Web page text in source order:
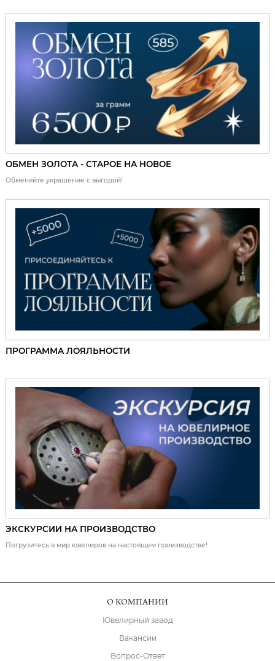
ОБМЕН ЗОЛОТА - СТАРОЕ НА НОВОЕ
Обменяйте украшение с выгодой!
ПРОГРАММА ЛОЯЛЬНОСТИ
ЭКСКУРСИИ НА ПРОИЗВОДСТВО
Погрузитесь в мир ювелиров на настоящем производстве!
О КОМПАНИИ
Ювелирный завод
Вакансии
Вопрос-Ответ